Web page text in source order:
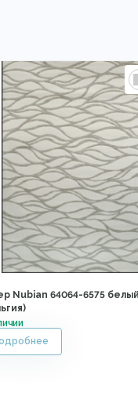
Nubian 64064-6575 белый